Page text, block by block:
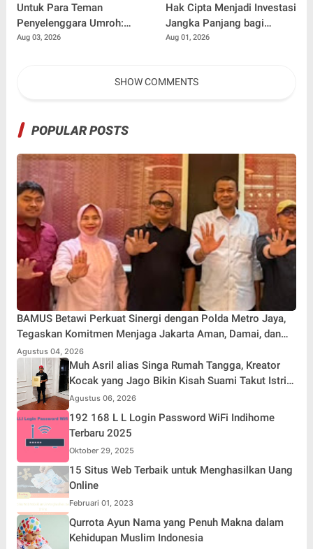
Untuk Para Teman
Penyelenggara Umroh:
Jangan Sampai Tertipu
Aug 03, 2026
Hak Cipta Menjadi Investasi
Jangka Panjang bagi
Penulis Buku
Aug 01, 2026
SHOW COMMENTS
POPULAR POSTS
BAMUS Betawi Perkuat Sinergi dengan Polda Metro Jaya,
Tegaskan Komitmen Menjaga Jakarta Aman, Damai, dan
Kondusif Jelang HUT ke-81 Republik Indonesia
Agustus 04, 2026
Muh Asril alias Singa Rumah Tangga, Kreator
Kocak yang Jago Bikin Kisah Suami Takut Istri
Jadi Hiburan
Agustus 06, 2026
192 168 L L Login Password WiFi Indihome
Terbaru 2025
Oktober 29, 2025
15 Situs Web Terbaik untuk Menghasilkan Uang
Online
Februari 01, 2023
Qurrota Ayun Nama yang Penuh Makna dalam
Kehidupan Muslim Indonesia